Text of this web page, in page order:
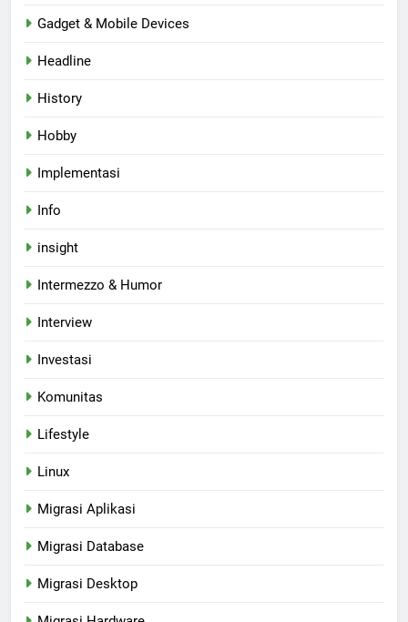
Gadget & Mobile Devices
Headline
History
Hobby
Implementasi
Info
insight
Intermezzo & Humor
Interview
Investasi
Komunitas
Lifestyle
Linux
Migrasi Aplikasi
Migrasi Database
Migrasi Desktop